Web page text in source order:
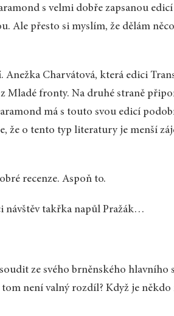
s velmi dobře zapsanou
Ale přesto si myslím, že dělám
Charvátová, která edici
Mladé fronty. Na druhé straně
má s touto svou edicí
že o tento typ literatury je menší
recenze. Aspoň to.
návštěv takřka napůl Pražák…
ze svého brněnského hlavního
tom není valný rozdíl? Když je